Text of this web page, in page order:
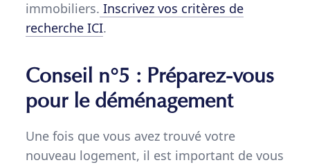
immobiliers. Inscrivez vos critères de
recherche ICI.
Conseil n°5 : Préparez-vous
pour le déménagement
Une fois que vous avez trouvé votre
nouveau logement, il est important de vous